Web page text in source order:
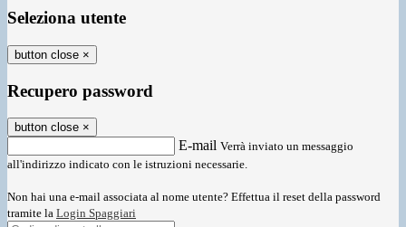
Seleziona utente
button close ×
Recupero password
button close ×
E-mail Verrà inviato un messaggio
all'indirizzo indicato con le istruzioni necessarie.
Non hai una e-mail associata al nome utente? Effettua il reset della password
tramite la Login Spaggiari